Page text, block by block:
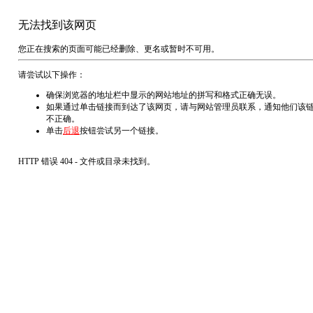
无法找到该网页
您正在搜索的页面可能已经删除、更名或暂时不可用。
请尝试以下操作：
确保浏览器的地址栏中显示的网站地址的拼写和格式正确无误。
如果通过单击链接而到达了该网页，请与网站管理员联系，通知他们该
不正确。
单击后退按钮尝试另一个链接。
HTTP 错误 404 - 文件或目录未找到。